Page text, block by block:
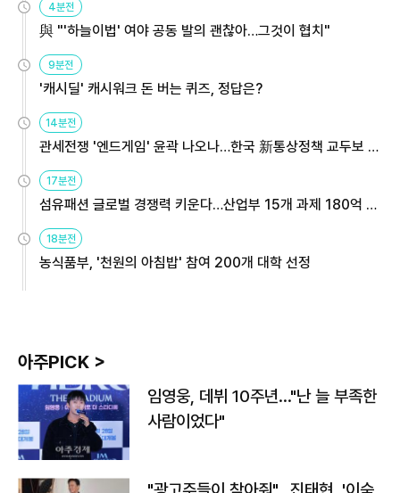
4분전
與 "'하늘이법' 여야 공동 발의 괜찮아…그것이 협치"
9분전
'캐시딜' 캐시워크 돈 버는 퀴즈, 정답은?
14분전
관세전쟁 '엔드게임' 윤곽 나오나…한국 新통상정책 교두보 활
용해야
17분전
섬유패션 글로벌 경쟁력 키운다…산업부 15개 과제 180억 지
원
18분전
농식품부, '천원의 아침밥' 참여 200개 대학 선정
아주PICK >
임영웅, 데뷔 10주년…"난 늘 부족한
사람이었다"